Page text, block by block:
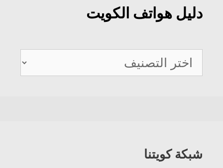
دليل هواتف الكويت
دليل
هواتف
شبكة كويتنا